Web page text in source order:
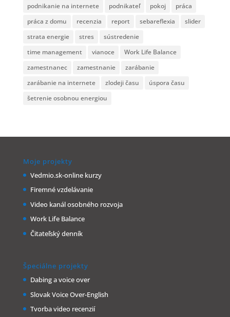
podnikanie na internete
podnikateľ pokoj
práca
práca z domu
recenzia report sebareflexia
slider
strata energie
stres
sústredenie
time management
vianoce
Work Life Balance
zamestnanec
zamestnanie
zarábanie
zarábanie na internete
zlodeji času
úspora času
šetrenie osobnou energiou
Moje projekty
Vedmio.sk-online kurzy
Firemné vzdelávanie
Video kanál osobného rozvoja
Work Life Balance
Čitateľský denník
Špeciálne projekty
Dabing a voice over
Slovak Voice Over-English
Tvorba video recenzií